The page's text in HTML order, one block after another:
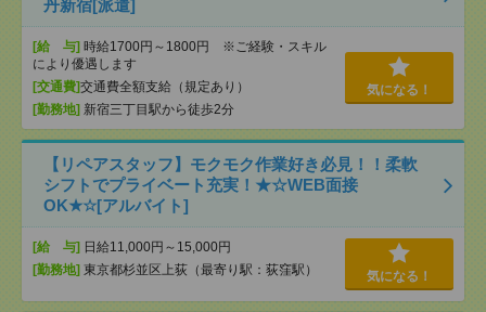
丹新宿[派遣]
[給 与] 時給1700円～1800円 ※ご経験・スキル
により優遇します
[交通費]交通費全額支給（規定あり）
[勤務地] 新宿三丁目駅から徒歩2分
気になる！
【リペアスタッフ】モクモク作業好き必見！！柔軟
シフトでプライベート充実！★☆WEB面接
OK★☆[アルバイト]
[給 与] 日給11,000円～15,000円
[勤務地] 東京都杉並区上荻（最寄り駅：荻窪駅） 気になる！